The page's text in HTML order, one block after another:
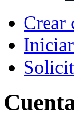
Crear